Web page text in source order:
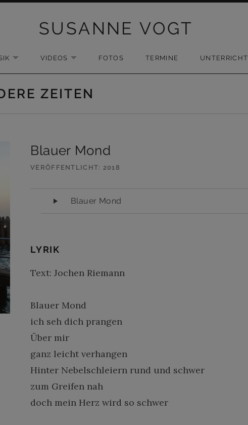
SUSANNE VOGT
EXPAND SUBMENU
VIDEOS EXPAND SUBMENU
FOTOS TERMINE UNTERRICHT
ZEITEN
Blauer Mond
VERÖFFENTLICHT 2018
Audio-PlayerBlauer Mond
LYRIK
Text: Jochen Riemann
Blauer Mond
ich seh dich prangen
Über mir
ganz leicht verhangen
Hinter Nebelschleiern rund und schwer
zum Greifen nah
doch mein Herz wird so schwer